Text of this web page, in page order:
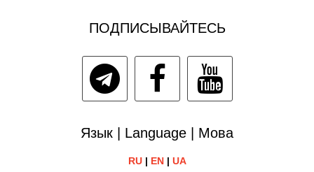
ПОДПИСЫВАЙТЕСЬ
Язык | Language | Мова
RU| EN| UA